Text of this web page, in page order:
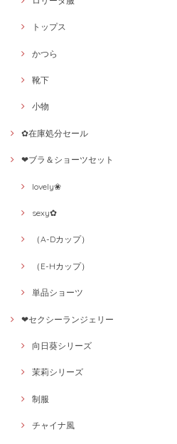
トップス
かつら
靴下
小物
✿在庫処分セール
❤ブラ＆ショーツセット
lovely❀
sexy✿
（A-Dカップ）
（E-Hカップ）
単品ショーツ
❤セクシーランジェリー
向日葵シリーズ
茉莉シリーズ
制服
チャイナ風